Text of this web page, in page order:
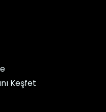
Keşfet